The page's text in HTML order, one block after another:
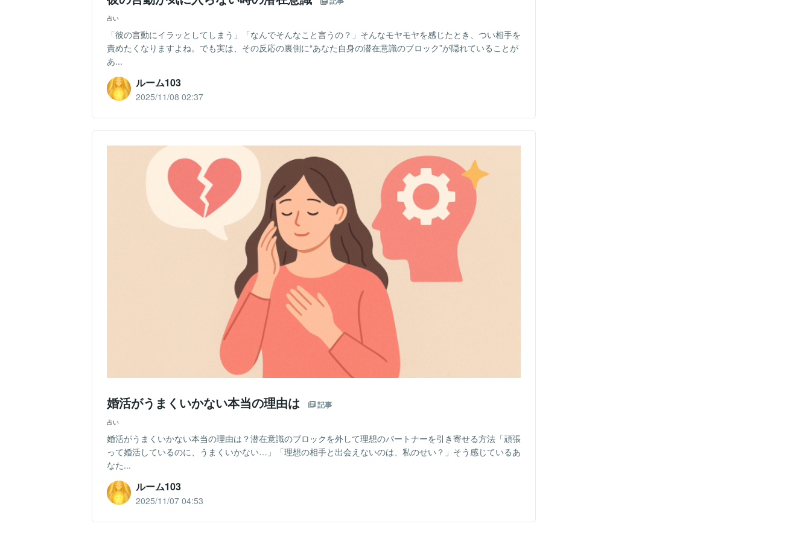
占い
「彼の言動にイラッとしてしまう」「なんでそんなこと言うの？」そんなモヤモヤを感じたとき、つい相手を
責めたくなりますよね。でも実は、その反応の裏側に“あなた自身の潜在意識のブロック”が隠れていることが
あ...
ルーム103
2025/11/08 02:37
婚活がうまくいかない本当の理由は 記事
占い
婚活がうまくいかない本当の理由は？潜在意識のブロックを外して理想のパートナーを引き寄せる方法「頑張
って婚活しているのに、うまくいかない…」「理想の相手と出会えないのは、私のせい？」そう感じているあ
なた...
ルーム103
2025/11/07 04:53